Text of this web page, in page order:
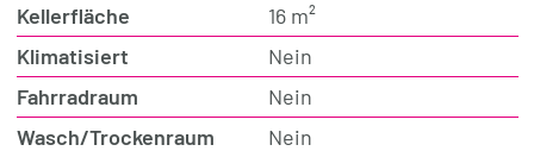
Kellerfläche
16 m²
Klimatisiert
Nein
Fahrradraum
Nein
Wasch/Trockenraum
Nein